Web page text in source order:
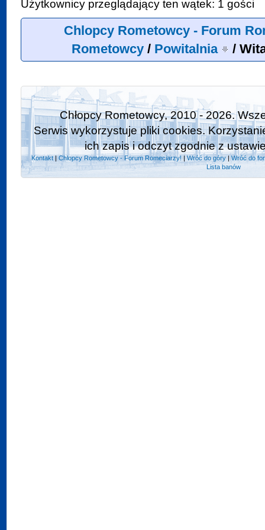
Użytkownicy przeglądający ten wątek: 1 gości
Chlopcy Rometowcy - Forum
Rometowcy / Powitalnia /
Chłopcy Rometowcy, 2010 - 2026.
Serwis wykorzystuje pliki cookies.
ich zapis i odczyt zgodnie z
Kontakt| Chlopcy Rometowcy - Forum Romeciarzy! |Wróć do góry| Wróć do
Lista banów